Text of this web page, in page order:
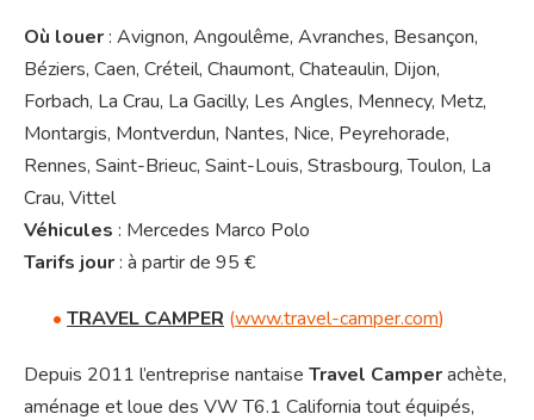
Où louer: Avignon, Angoulême, Avranches, Besançon,
Béziers, Caen, Créteil, Chaumont, Chateaulin, Dijon,
Forbach, La Crau, La Gacilly, Les Angles, Mennecy, Metz,
Montargis, Montverdun, Nantes, Nice, Peyrehorade,
Rennes, Saint-Brieuc, Saint-Louis, Strasbourg, Toulon, La
Crau, Vittel
Véhicules : Mercedes Marco Polo
Tarifs jour: à partir de 95 €
• TRAVEL CAMPER (www.travel-camper.com)
Depuis 2011 l’entreprise nantaise Travel Camperachète,
aménage et loue des VW T6.1 California tout équipés,